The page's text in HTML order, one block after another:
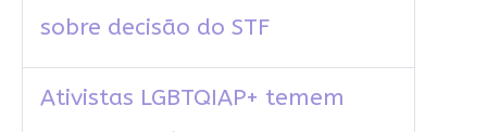
sobre decisão do STF
Ativistas LGBTQIAP+ temem